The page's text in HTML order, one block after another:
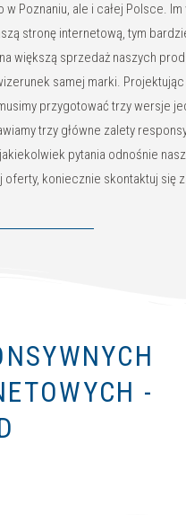
Poznaniu, ale i całej Polsce.
stronę internetową, tym
większą sprzedaż naszych
samej marki.
przygotować trzy wersje
trzy główne zalety
pytania odnośnie
koniecznie skontaktuj się
-